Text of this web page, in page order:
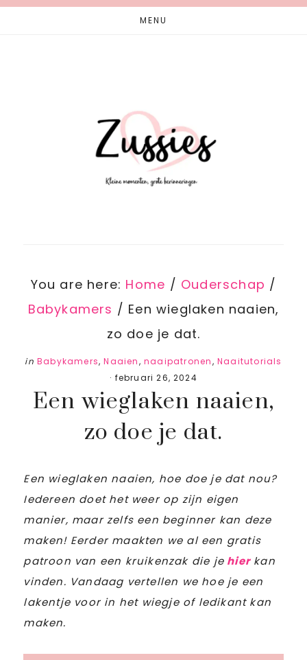
Skip
Skip
MENU
You are here: Home / Ouderschap /
Babykamers / Een wieglaken naaien,
zo doe je dat.
in Babykamers,Naaien,naaipatronen, Naaitutorials
· februari 26, 2024
Een wieglaken naaien,
zo doe je dat.
Een wieglaken naaien, hoe doe je dat nou?
Iedereen doet het weer op zijn eigen
manier, maar zelfs een beginner kan deze
maken! Eerder maakten we al een gratis
patroon van een kruikenzak die je hierkan
vinden. Vandaag vertellen we hoe je een
lakentje voor in het wiegje of ledikant kan
maken.